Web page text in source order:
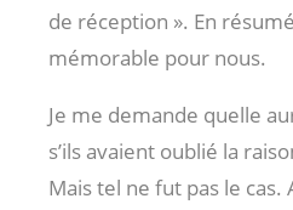
de réception ». En
mémorable pour nous.
Je me demande quelle
s’ils avaient oublié la
Mais tel ne fut pas le cas.